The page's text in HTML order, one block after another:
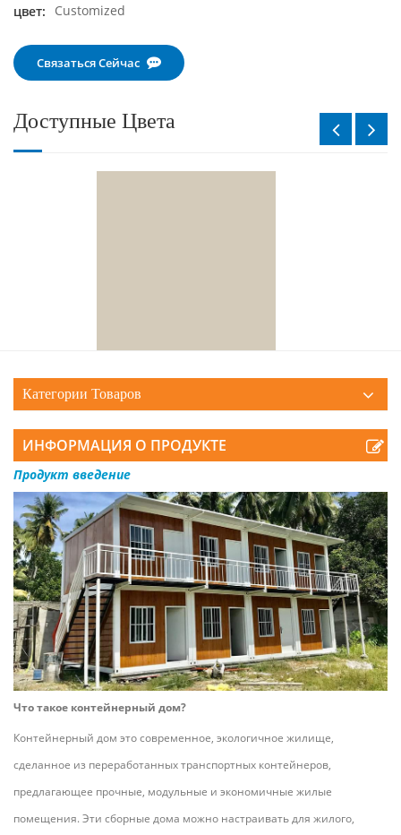
цвет:
Customized
Связаться Сейчас
Доступные Цвета
Категории Товаров
ИНФОРМАЦИЯ О ПРОДУКТЕ
Продукт введение
Что такое контейнерный дом?
Контейнерный дом это современное, экологичное жилище,
сделанное из переработанных транспортных контейнеров,
предлагающее прочные, модульные и экономичные жилые
помещения. Эти сборные дома можно настраивать для жилого,